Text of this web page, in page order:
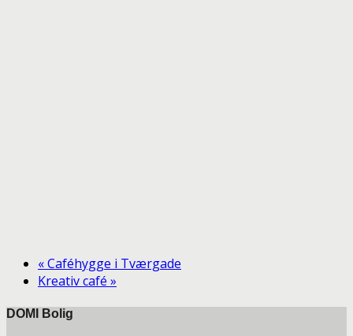
«Caféhygge i Tværgade
Kreativ café »
DOMI Bolig